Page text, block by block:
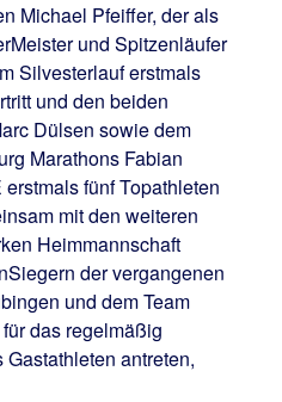
Michael Pfeiffer, der als
und Spitzenläufer
Silvesterlauf erstmals
und den beiden
Dülsen sowie dem
Marathons Fabian
fünf Topathleten
mit den weiteren
Heimmannschaft
der vergangenen
und dem Team
das regelmäßig
antreten,